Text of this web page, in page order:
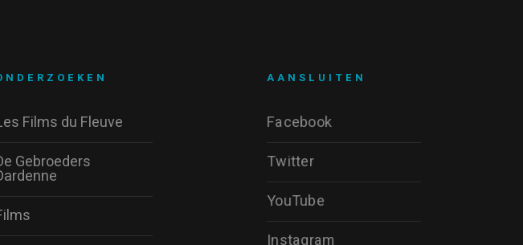
AANSLUITEN
Facebook
Twitter
YouTube
Instagram
Films du Fleuve
Gebroeders